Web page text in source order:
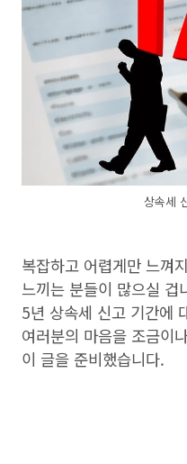
상속세
복잡하고 어렵게만 느껴
느끼는 분들이 많으실
5년 상속세 신고 기간에
여러분의 마음을 조금이
이 글을 준비했습니다.